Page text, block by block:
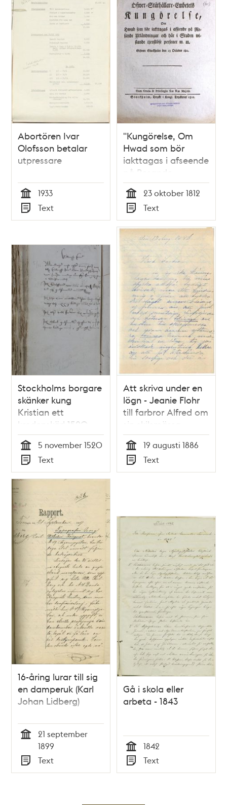
Abortören Ivar
Olofsson betalar
utpressare
Tid
1933
Typ
Text
"Kungörelse, Om
Hwad som bör
iakttagas i afseende
på Resande
Utländningar och
här i Staden
wistande tjenstlöse
personer m.m." 1812
Tid
23 oktober 1812
Typ
Text
Stockholms borgare
skänker kung
Kristian ett
kredenskärl 1520
Tid
5 november 1520
Typ
Text
Att skriva under en
lögn - Jeanie Flohr
till farbror Alfred om
sin skilsmässa
Tid
19 augusti 1886
Typ
Text
16-åring lurar till sig
en damperuk (Karl
Johan Lidberg)
21 september
1899
Typ
Text
Gå i skola eller
arbeta - 1843
Tid
1842
Typ
Text